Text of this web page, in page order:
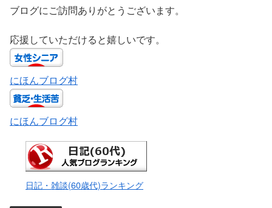
ブログにご訪問ありがとうございます。
応援していただけると嬉しいです。
にほんブログ村
にほんブログ村
日記・雑談(60歳代)ランキング